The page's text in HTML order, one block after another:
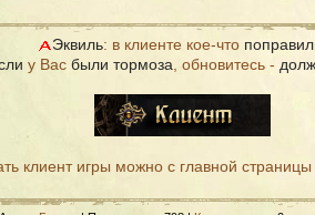
Эквиль: в клиенте кое-что
у Вас были тормоза , обновитесь -
клиент игры можно с главной